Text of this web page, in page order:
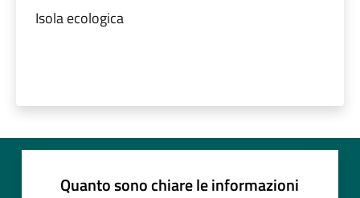
Isola ecologica
Quanto sono chiare le informazioni